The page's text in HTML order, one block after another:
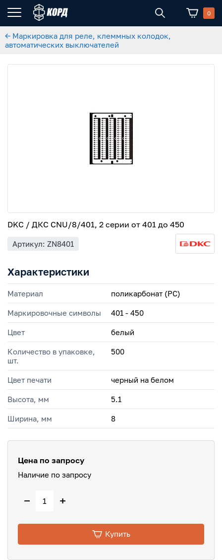
0
← Маркировка для реле, клеммных колодок,
автоматических выключателей
DKC / ДКС CNU/8/401, 2 серии от 401 до 450
Артикул: ZN8401
Характеристики
Материал поликарбонат (PC)
Маркировочные символы 401 - 450
Цвет белый
Количество в упаковке,
шт.
500
Цвет печати черный на белом
Высота, мм 5.1
Ширина, мм 8
Цена по запросу
Наличие по запросу
− +
Купить